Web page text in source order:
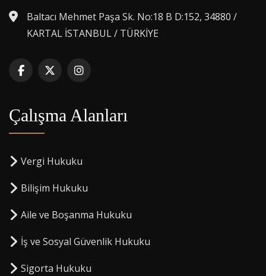
Baltacı Mehmet Paşa Sk. No:18 B D:152, 34880 /
KARTAL İSTANBUL / TÜRKİYE
Çalışma Alanları
Vergi Hukuku
Bilişim Hukuku
Aile ve Boşanma Hukuku
İş ve Sosyal Güvenlik Hukuku
Sigorta Hukuku